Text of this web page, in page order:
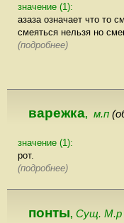
значение (1):
азаза означает что то
смеяться нельзя но
(подробнее)
варежка, м.п
значение (1):
рот.
(подробнее)
понты, Сущ. М.р